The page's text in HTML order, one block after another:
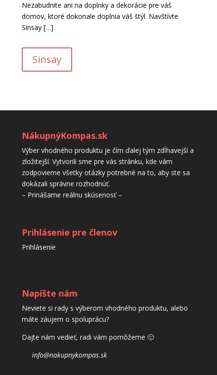
Nezabudnite ani na doplnky a dekorácie pre váš
domov, ktoré dokonale doplnia váš štýl. Navštívte
Sinsay […]
Sinsay
NákupnýKompas.sk
Výber vhodného produktu je čím ďalej tým zdĺhavejší a
zložitejší. Vytvorili sme pre vás stránku, kde vám
zodpovieme všetky otázky potrebné na to, aby ste sa
dokázali správne rozhodnúť.
– Prinášame reálnu skúsenosť –
Prihlásenie pre členov
Prihlásenie
Napíšte nám
Neviete si rady s výberom vhodného produktu, alebo
máte záujem o spoluprácu?
Dajte nám vedieť, radi vám pomôžeme 🙂
info@nakupnykompas.sk